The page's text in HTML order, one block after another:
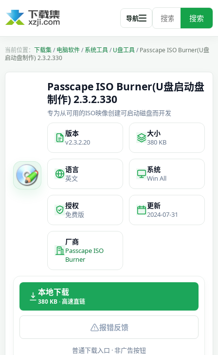
搜索
导航
下载集/电脑软件/系统工具/U盘工具/Passcape ISO Burner(U盘
启动盘制作) 2.3.2.330
Passcape ISO Burner(U盘启动盘
制作) 2.3.2.330
专为从可用的ISO映像创建可启动磁盘而开发
版本
v2.3.2.20
大小
380 KB
语言
英文
系统
Win All
授权
免费版
更新
2024-07-31
厂商
Passcape ISO
Burner
本地下载
380 KB · 高速直链
报错反馈
普通下载入口 · 非广告按钮